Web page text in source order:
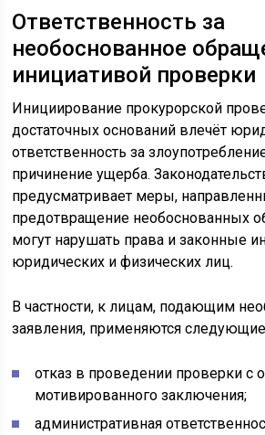
Ответственность за
необоснованное
инициативой проверки
Инициирование прокурорской
достаточных оснований влечёт
ответственность за
причинение ущерба.
предусматривает меры,
предотвращение необоснованных
могут нарушать права и законные
юридических и физических лиц.
В частности, к лицам, подающим
заявления, применяются
отказ в проведении проверки с
мотивированного заключения;
административная